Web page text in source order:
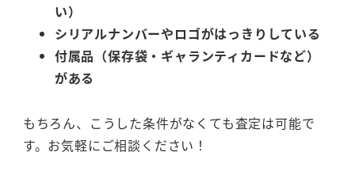
い）
シリアルナンバーやロゴがはっきりしている
付属品（保存袋・ギャランティカードなど）
がある
もちろん、こうした条件がなくても査定は可能で
す。お気軽にご相談ください！